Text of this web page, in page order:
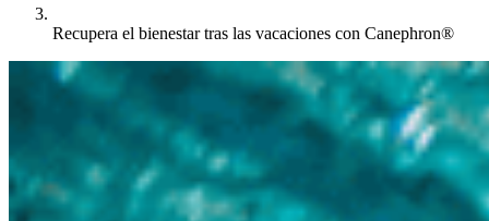
Recupera el bienestar tras las vacaciones con Canephron®